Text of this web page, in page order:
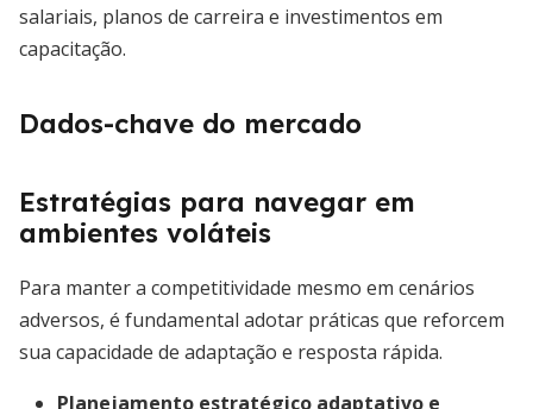
salariais, planos de carreira e investimentos em
capacitação.
Dados-chave do mercado
Estratégias para navegar em
ambientes voláteis
Para manter a competitividade mesmo em cenários
adversos, é fundamental adotar práticas que reforcem
sua capacidade de adaptação e resposta rápida.
Planejamento estratégico adaptativo e